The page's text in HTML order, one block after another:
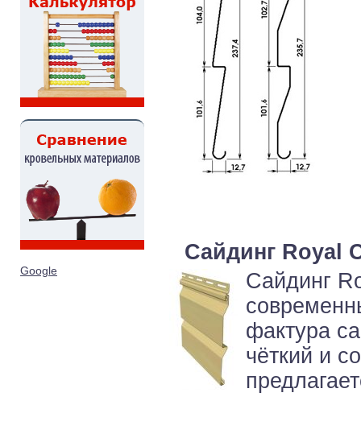
Google
Сайдинг Royal
Сайдинг
фактура
чёткий и